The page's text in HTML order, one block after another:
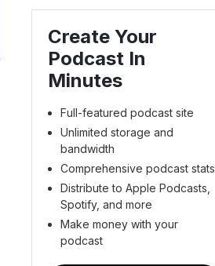
Create Your
Podcast In
Minutes
Full-featured podcast site
Unlimited storage and
bandwidth
Comprehensive podcast stats
Distribute to Apple Podcasts,
Spotify, and more
Make money with your
podcast